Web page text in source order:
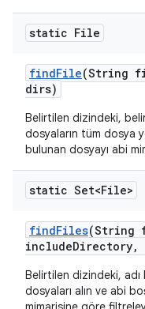
static File
findFile(String
dirs)
Belirtilen dizindeki,
dosyaların tüm dosya
bulunan dosyayı abi
static Set<File>
findFiles(String
includeDirectory,
Belirtilen dizindeki,
dosyaları alın ve abi